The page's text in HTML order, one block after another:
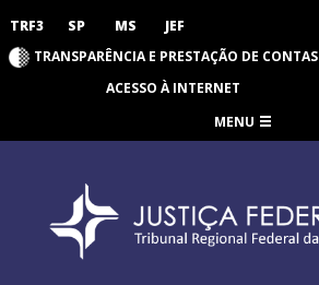
TRF3 SP MS JEF
TRANSPARÊNCIA E PRESTAÇÃO DE CONTAS
ACESSO À INTERNET
MENU